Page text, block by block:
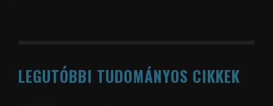
LEGUTÓBBI TUDOMÁNYOS CIKKEK